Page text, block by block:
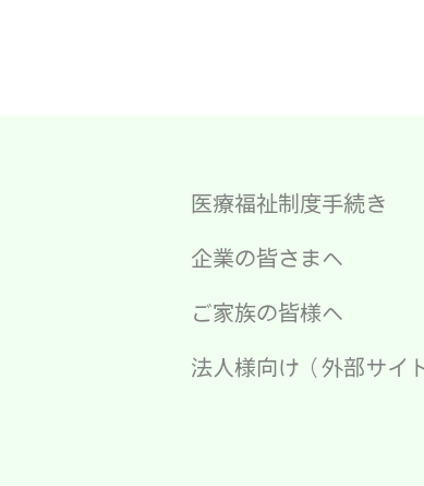
医療福祉制度手続き
企業の皆さまへ
ご家族の皆様へ
法人様向け（外部サイ